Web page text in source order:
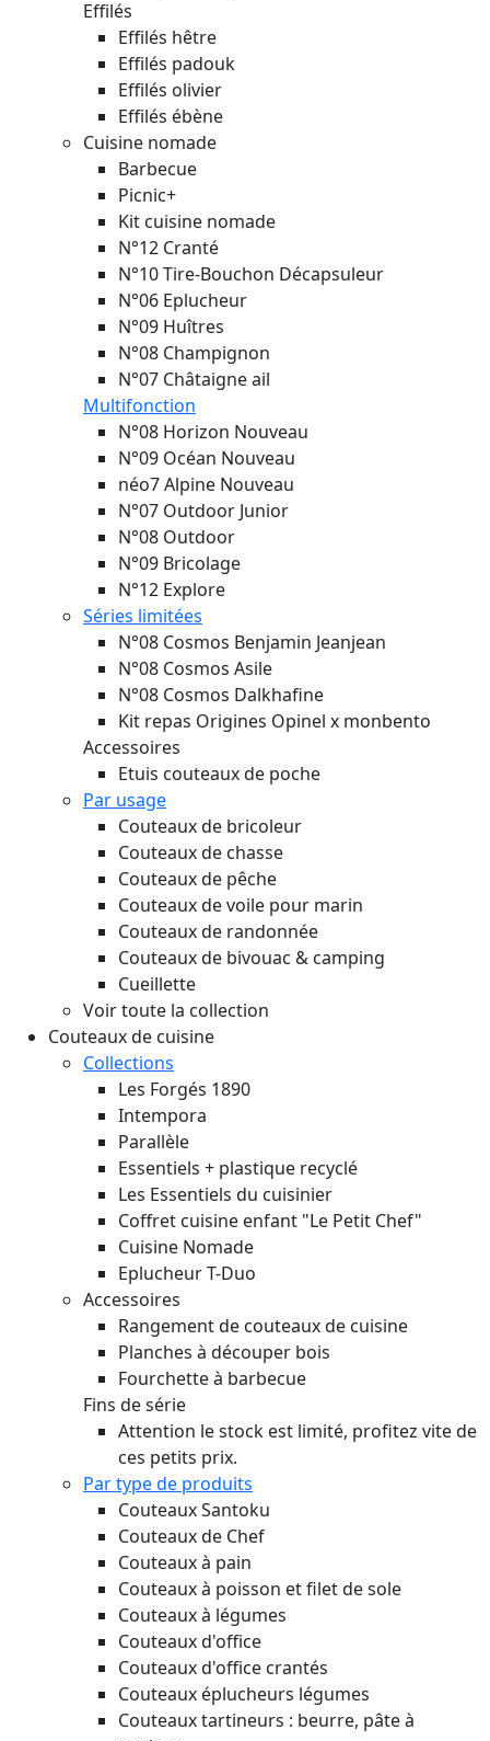
Effilés
Effilés hêtre
Effilés padouk
Effilés olivier
Effilés ébène
Cuisine nomade
Barbecue
Picnic+
Kit cuisine nomade
N°12 Cranté
N°10 Tire-Bouchon Décapsuleur
N°06 Eplucheur
N°09 Huîtres
N°08 Champignon
N°07 Châtaigne ail
Multifonction
N°08 Horizon Nouveau
N°09 Océan Nouveau
néo7 Alpine Nouveau
N°07 Outdoor Junior
N°08 Outdoor
N°09 Bricolage
N°12 Explore
Séries limitées
N°08 Cosmos Benjamin Jeanjean
N°08 Cosmos Asile
N°08 Cosmos Dalkhafine
Kit repas Origines Opinel x monbento
Accessoires
Etuis couteaux de poche
Par usage
Couteaux de bricoleur
Couteaux de chasse
Couteaux de pêche
Couteaux de voile pour marin
Couteaux de randonnée
Couteaux de bivouac & camping
Cueillette
Voir toute la collection
Couteaux de cuisine
Collections
Les Forgés 1890
Intempora
Parallèle
Essentiels + plastique recyclé
Les Essentiels du cuisinier
Coffret cuisine enfant "Le Petit Chef"
Cuisine Nomade
Eplucheur T-Duo
Accessoires
Rangement de couteaux de cuisine
Planches à découper bois
Fourchette à barbecue
Fins de série
Attention le stock est limité, profitez vite de
ces petits prix.
Par type de produits
Couteaux Santoku
Couteaux de Chef
Couteaux à pain
Couteaux à poisson et filet de sole
Couteaux à légumes
Couteaux d'office
Couteaux d'office crantés
Couteaux éplucheurs légumes
Couteaux tartineurs : beurre, pâte à